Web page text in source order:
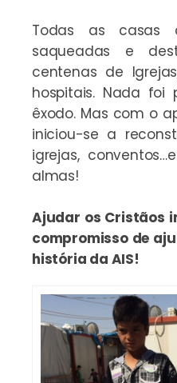
Todas as casas
saqueadas e
centenas de
hospitais. Nada foi
êxodo. Mas com o
iniciou-se a
igrejas,
almas!
Ajudar os Cristãos
compromisso de
história da AIS!